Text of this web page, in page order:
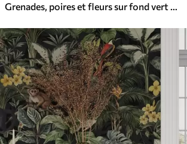
Grenades, poires et fleurs sur fond vert pâle